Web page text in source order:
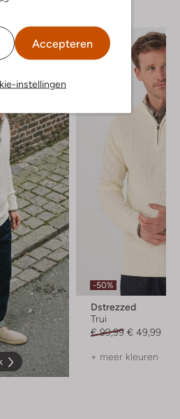
Accepteren
instellingen
-50%
Dstrezzed
Trui
€ 99,99 € 49,99
+ meer kleuren